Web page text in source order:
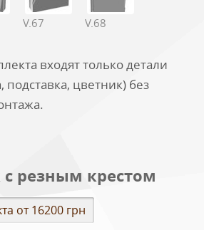
V.67 V.68
входят только детали
подставка, цветник) без
резным крестом
от 16200 грн